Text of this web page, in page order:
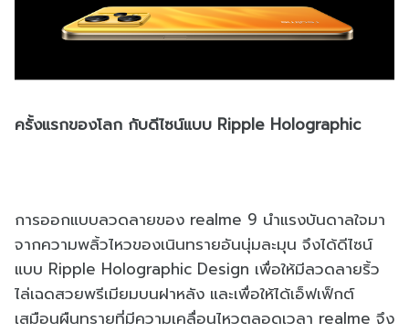
ครั้งแรกของโลก กับดีไซน์แบบ Ripple Holographic
การออกแบบลวดลายของ realme 9 นำแรงบันดาลใจมา
จากความพลิ้วไหวของเนินทรายอันนุ่มละมุน จึงได้ดีไซน์
แบบ Ripple Holographic Design เพื่อให้มีลวดลายริ้ว
ไล่เฉดสวยพรีเมียมบนฝาหลัง และเพื่อให้ได้เอ็ฟเฟ็กต์
เสมือนผืนทรายที่มีความเคลื่อนไหวตลอดเวลา realme จึง